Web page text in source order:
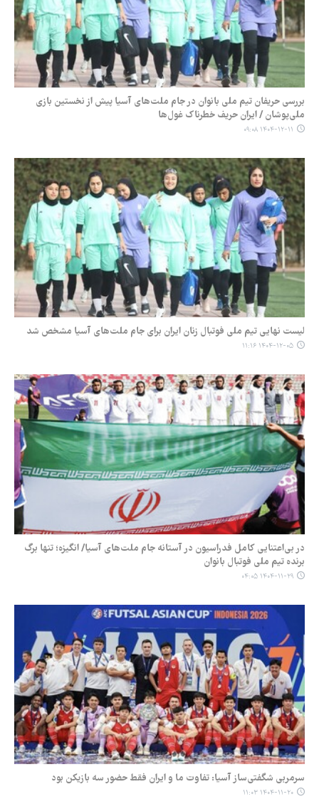
بررسی حریفان تیم ملی بانوان در جام ملت‌های آسیا پیش از نخستین بازی
ملی‌پوشان / ایران حریف خطرناک غول‌ها
۱۴۰۴-۱۲-۱۱ ۰۹:۰۸
لیست نهایی تیم ملی فوتبال زنان ایران برای جام ملت‌های آسیا مشخص شد
۱۴۰۴-۱۲-۰۵ ۱۱:۱۶
در بی‌اعتنایی کامل فدراسیون در آستانه جام ملت‌های آسیا/ انگیزه؛ تنها برگ
برنده تیم ملی فوتبال بانوان
۱۴۰۴-۱۱-۲۹ ۰۴:۰۵
سرمربی شگفتی‌ساز آسیا: تفاوت ما و ایران فقط حضور سه بازیکن بود
۱۴۰۴-۱۱-۲۰ ۱۱:۰۳